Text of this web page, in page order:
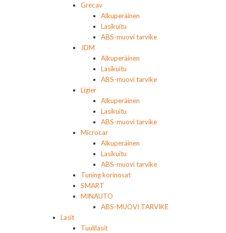
Grecav
Alkuperäinen
Lasikuitu
ABS-muovi tarvike
JDM
Alkuperäinen
Lasikuitu
ABS-muovi tarvike
Ligier
Alkuperäinen
Lasikuitu
ABS-muovi tarvike
Microcar
Alkuperäinen
Lasikuitu
ABS-muovi tarvike
Tuning korinosat
SMART
MINAUTO
ABS-MUOVI TARVIKE
Lasit
Tuulilasit